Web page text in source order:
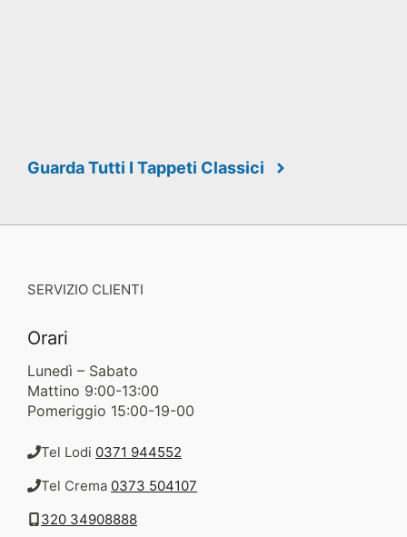
Guarda Tutti I Tappeti Classici
SERVIZIO CLIENTI
Orari
Lunedì – Sabato
Mattino 9:00-13:00
Pomeriggio 15:00-19-00
Tel Lodi 0371 944552
Tel Crema 0373 504107
320 34908888